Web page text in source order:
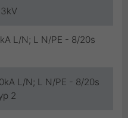
L/N; L N/PE - 8/20s
L/N; L N/PE - 8/20s
2